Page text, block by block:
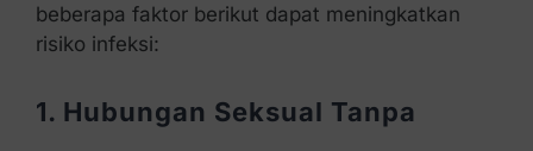
beberapa faktor berikut dapat meningkatkan
risiko infeksi:
1. Hubungan Seksual Tanpa